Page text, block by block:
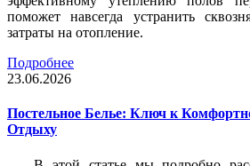
поможет навсегда устранить
затраты на отопление.
Подробнее
23.06.2026
Постельное Белье: Ключ к
Отдыху